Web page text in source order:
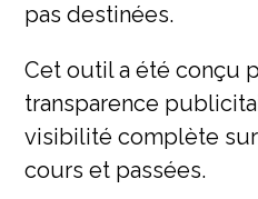
pas destinées.
Cet outil a été conçu
transparence
visibilité complète
cours et passées.